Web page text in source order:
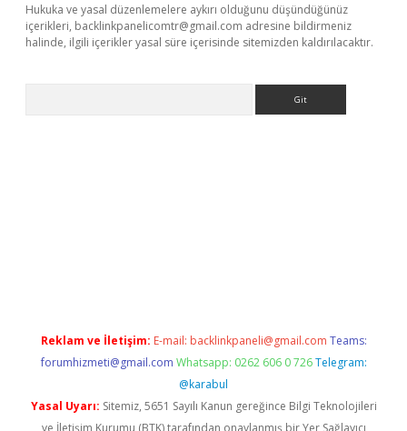
Hukuka ve yasal düzenlemelere aykırı olduğunu düşündüğünüz
içerikleri, backlinkpanelicomtr@gmail.com adresine bildirmeniz
halinde, ilgili içerikler yasal süre içerisinde sitemizden kaldırılacaktır.
Reklam ve İletişim: E-mail: backlinkpaneli@gmail.com Teams:
forumhizmeti@gmail.com Whatsapp: 0262 606 0 726 Telegram:
@karabul
Yasal Uyarı: Sitemiz, 5651 Sayılı Kanun gereğince Bilgi Teknolojileri
ve İletişim Kurumu (BTK) tarafından onaylanmış bir Yer Sağlayıcı